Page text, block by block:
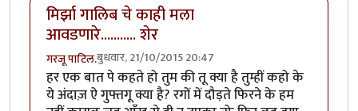
मिर्झा गालिब चे काही मला
आवडणारे........... शेर
गरजू पाटिल.बुधवार, 21/10/2015 20:47
हर एक बात पे कहते हो तुम की तू क्या है तुम्हीं कहो के
ये अंदाज़ ऐ गुफ्तगू क्या है? रगों में दौड़ते फिरने के हम